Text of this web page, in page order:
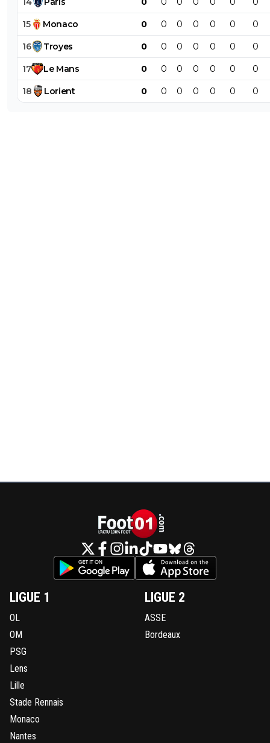
pendant plus de 10 piges à prolonger Verratti
2 ans, a traiter Pastore "comme son fils", à se
devant les joueurs etc... Même pire parce que
la thune pour dérouler un projet.
Répondre
kenny-powers 18 mai 2026 à 17:22 472
15 Monaco 0 0 0 0 0 0 0
16 Troyes 0 0 0 0 0 0 0
17 Le Mans 0 0 0 0 0 0 0
18 Lorient 0 0 0 0 0 0 0
LIGUE 1
OL
OM
PSG
Lens
Lille
Stade Rennais
Monaco
Nantes
LIGUE 2
ASSE
Bordeaux